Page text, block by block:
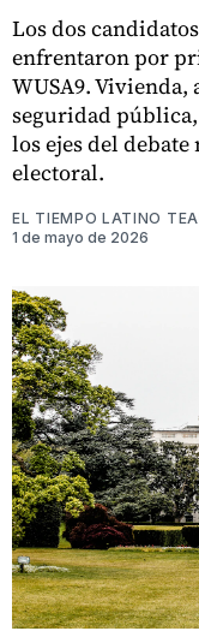
Los dos
enfrentaron por
WUSA9. Vivienda,
seguridad
los ejes del
electoral.
EL TIEMPO LATINO
1 de mayo de 2026